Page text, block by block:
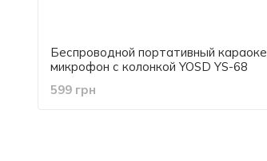
Беспроводной портативный караоке
микрофон с колонкой YOSD YS-68
599 грн